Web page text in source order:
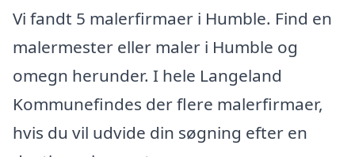
Vi fandt 5 malerfirmaer i Humble. Find en
malermester eller maler i Humble og
omegn herunder. I hele Langeland
Kommunefindes der flere malerfirmaer,
hvis du vil udvide din søgning efter en